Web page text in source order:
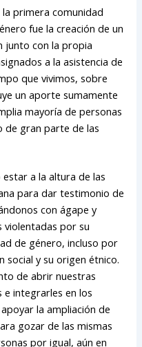
primera comunidad
fue la creación de un
junto con la propia
a la asistencia de
que vivimos, sobre
un aporte sumamente
mayoría de personas
de gran parte de las
a la altura de las
para dar testimonio de
con ágape y
violentadas por su
de género, incluso por
social y su origen étnico.
de abrir nuestras
e integrarles en los
la ampliación de
gozar de las mismas
por igual, aún en